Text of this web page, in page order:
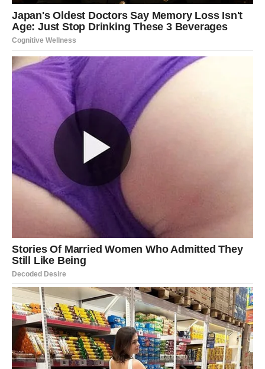
nestabilna
Zdravlje je uglavnom solidno, ali podložni ste
napetosti i umoru. Obratite pažnju na glavu, vrat i ramena
– moguće su tenzije ili blage glavobolje. San može biti
isprekidan ako ne smirite misli pre spavanja.
Pokušajte da danas ne forsirate sebe. Iako imate
energije, ona je promenljiva. Topli napici, lakša hrana i
mirniji tempo učiniće vam mnogo dobrog.
Telo danas traži isto što i duša –